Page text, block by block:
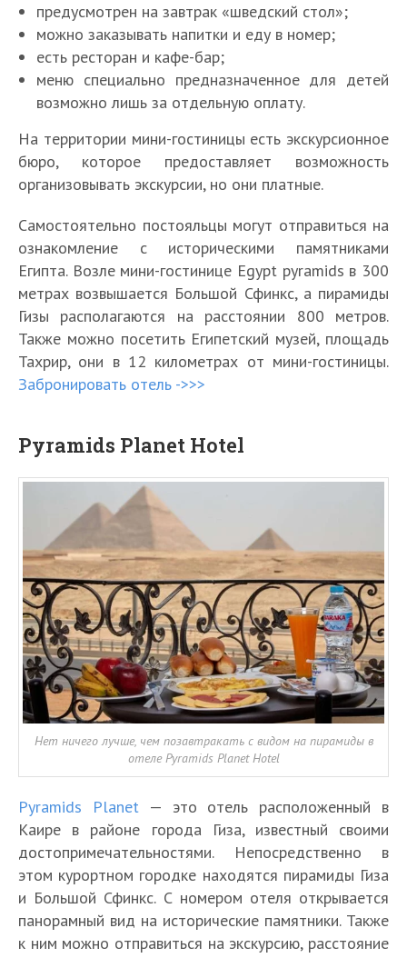
предусмотрен на завтрак «шведский стол»;
можно заказывать напитки и еду в номер;
есть ресторан и кафе-бар;
меню специально предназначенное для детей
возможно лишь за отдельную оплату.
На территории мини-гостиницы есть экскурсионное
бюро, которое предоставляет возможность
организовывать экскурсии, но они платные.
Самостоятельно постояльцы могут отправиться на
ознакомление с историческими памятниками
Египта. Возле мини-гостинице Egypt pyramids в 300
метрах возвышается Большой Сфинкс, а пирамиды
Гизы располагаются на расстоянии 800 метров.
Также можно посетить Египетский музей, площадь
Тахрир, они в 12 километрах от мини-гостиницы.
Забронировать отель ->>>
Pyramids Planet Hotel
Нет ничего лучше, чем позавтракать с видом на пирамиды в
отеле Pyramids Planet Hotel
Pyramids Planet — это отель расположенный в
Каире в районе города Гиза, известный своими
достопримечательностями. Непосредственно в
этом курортном городке находятся пирамиды Гиза
и Большой Сфинкс. С номером отеля открывается
панорамный вид на исторические памятники. Также
к ним можно отправиться на экскурсию, расстояние